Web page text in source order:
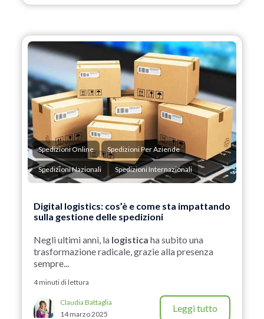
Spedizioni Online Spedizioni Per Aziende
Spedizioni Nazionali Spedizioni Internazionali
Digital logistics: cos’è e come sta impattando
sulla gestione delle spedizioni
Negli ultimi anni, la logistica ha subito una
trasformazione radicale, grazie alla presenza
sempre...
4 minuti di lettura
Claudia Battaglia
14 marzo 2025
Leggi tutto